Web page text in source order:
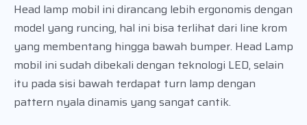
Head lamp mobil ini dirancang lebih ergonomis dengan
model yang runcing, hal ini bisa terlihat dari line krom
yang membentang hingga bawah bumper. Head Lamp
mobil ini sudah dibekali dengan teknologi LED, selain
itu pada sisi bawah terdapat turn lamp dengan
pattern nyala dinamis yang sangat cantik.